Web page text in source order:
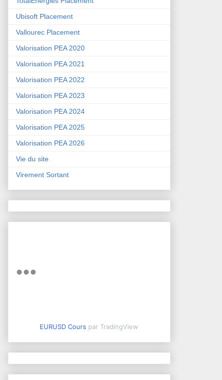
Ubisoft Placement
Vallourec Placement
Valorisation PEA 2020
Valorisation PEA 2021
Valorisation PEA 2022
Valorisation PEA 2023
Valorisation PEA 2024
Valorisation PEA 2025
Valorisation PEA 2026
Vie du site
Virement Sortant
EURUSD Cours par TradingView